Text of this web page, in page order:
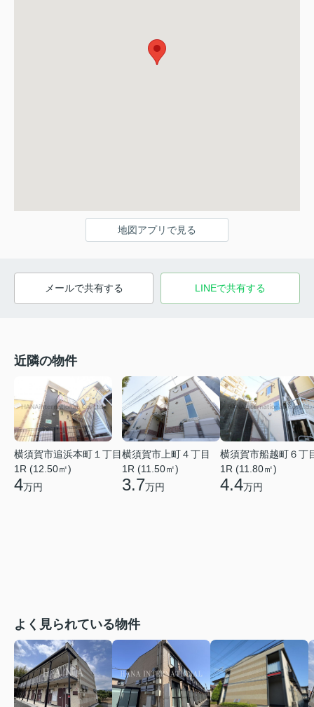
地図アプリで見る
メールで共有する LINEで共有する
近隣の物件
横須賀市追浜本町１丁目
1R (12.50㎡)
4万円
横須賀市上町４丁目
1R (11.50㎡)
3.7万円
横須賀市船越町６丁
1R (11.80㎡)
4.4万円
よく見られている物件